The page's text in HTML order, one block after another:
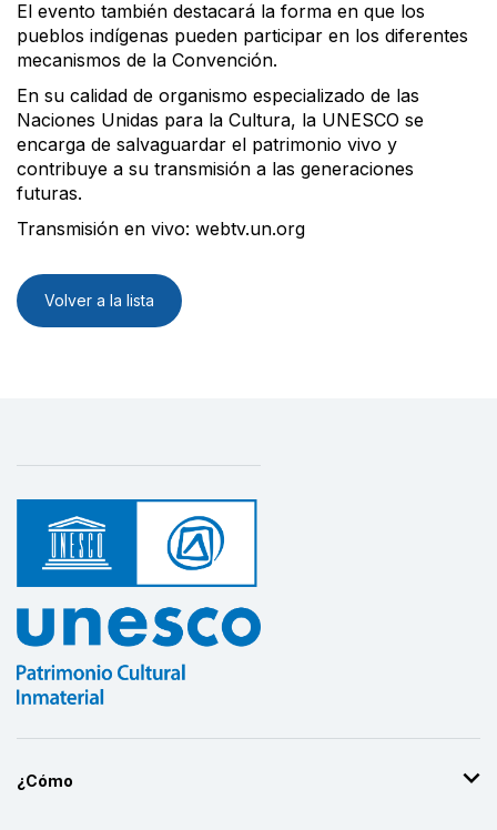
El evento también destacará la forma en que los
pueblos indígenas pueden participar en los diferentes
mecanismos de la Convención.
En su calidad de organismo especializado de las
Naciones Unidas para la Cultura, la UNESCO se
encarga de salvaguardar el patrimonio vivo y
contribuye a su transmisión a las generaciones
futuras.
Transmisión en vivo: webtv.un.org
Volver a la lista
¿Cómo